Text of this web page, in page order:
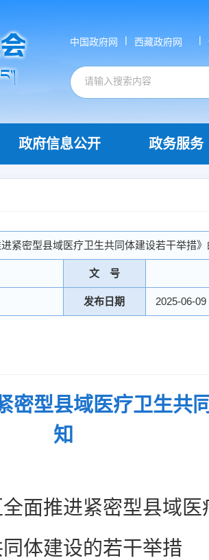
中国政府网 | 西藏政府网 |
政府信息公开 政务服务
紧密型县域医疗卫生共同体建设若干举措》
文 号
发布日期 2025-06-09
密型县域医疗卫生共
知
面推进紧密型县域医
体建设的若干举措